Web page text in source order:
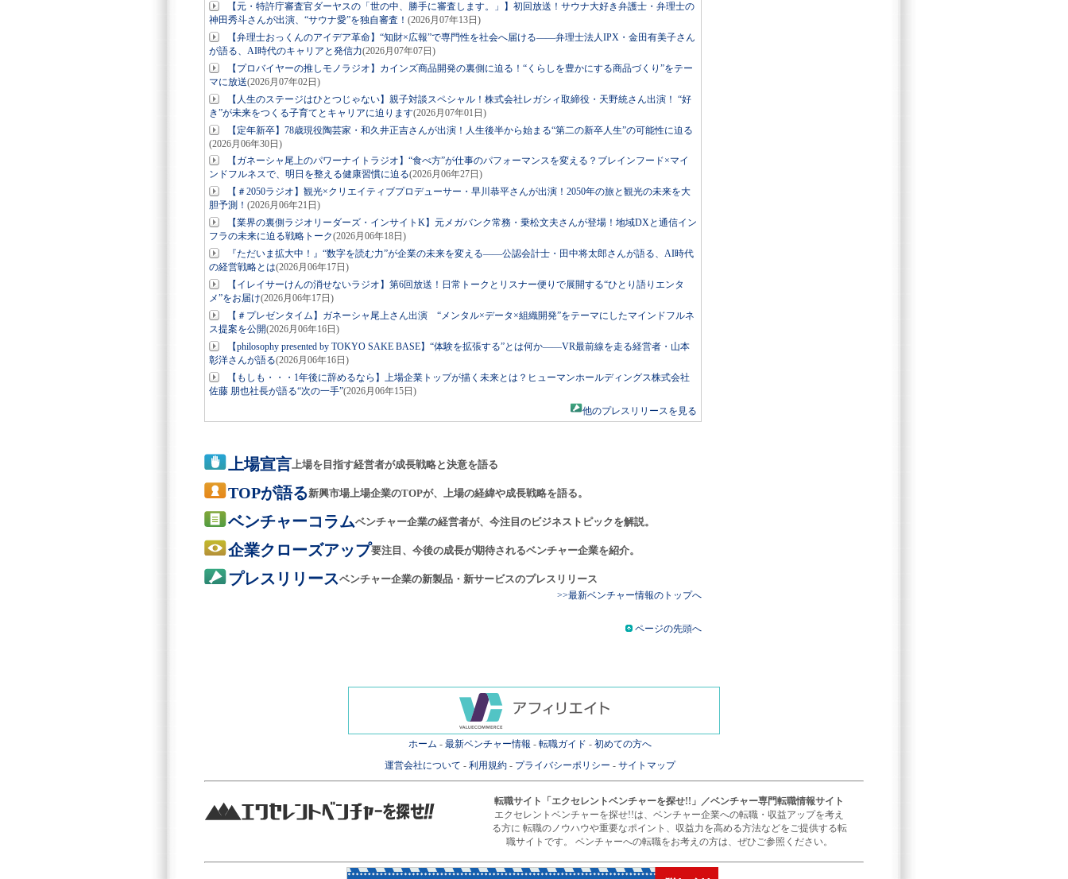
【元・特許庁審査官ダーヤスの「世の中、勝手に審査します。」】初回放送！サウナ大好き弁護士・弁理士の
神田秀斗さんが出演、“サウナ愛”を独自審査！ (2026月07年13日)
【弁理士おっくんのアイデア革命】“知財×広報”で専門性を社会へ届ける――弁理士法人IPX・金田有美子さん
が語る、AI時代のキャリアと発信力(2026月07年07日)
【プロバイヤーの推しモノラジオ】カインズ商品開発の裏側に迫る！“くらしを豊かにする商品づくり”をテー
マに放送(2026月07年02日)
【人生のステージはひとつじゃない】親子対談スペシャル！株式会社レガシィ取締役・天野統さん出演！ “好
き”が未来をつくる子育てとキャリアに迫ります(2026月07年01日)
【定年新卒】78歳現役陶芸家・和久井正吉さんが出演！人生後半から始まる“第二の新卒人生”の可能性に迫る
(2026月06年30日)
【ガネーシャ尾上のパワーナイトラジオ】“食べ方”が仕事のパフォーマンスを変える？ブレインフード×マイ
ンドフルネスで、明日を整える健康習慣に迫る(2026月06年27日)
【＃2050ラジオ】観光×クリエイティブプロデューサー・早川恭平さんが出演！2050年の旅と観光の未来を大
胆予測！ (2026月06年21日)
【業界の裏側ラジオリーダーズ・インサイトK】元メガバンク常務・乗松文夫さんが登場！地域DXと通信イン
フラの未来に迫る戦略トーク(2026月06年18日)
『ただいま拡大中！』“数字を読む力”が企業の未来を変える――公認会計士・田中将太郎さんが語る、AI時代
の経営戦略とは(2026月06年17日)
【イレイサーけんの消せないラジオ】第6回放送！日常トークとリスナー便りで展開する“ひとり語りエンタ
メ”をお届け(2026月06年17日)
【＃プレゼンタイム】ガネーシャ尾上さん出演 “メンタル×データ×組織開発”をテーマにしたマインドフルネ
ス提案を公開(2026月06年16日)
【philosophy presented by TOKYO SAKE BASE】“体験を拡張する”とは何か――VR最前線を走る経営者・山本
彰洋さんが語る(2026月06年16日)
【もしも・・・1年後に辞めるなら】上場企業トップが描く未来とは？ヒューマンホールディングス株式会社
佐藤 朋也社長が語る“次の一手”(2026月06年15日)
他のプレスリリースを見る
上場宣言上場を目指す経営者が成長戦略と決意を語る
TOPが語る新興市場上場企業のTOPが、上場の経緯や成長戦略を語る。
ベンチャーコラムベンチャー企業の経営者が、今注目のビジネストピックを解説。
企業クローズアップ要注目、今後の成長が期待されるベンチャー企業を紹介。
プレスリリースベンチャー企業の新製品・新サービスのプレスリリース
>>最新ベンチャー情報のトップへ
ページの先頭へ
ホーム - 最新ベンチャー情報 - 転職ガイド - 初めての方へ
運営会社について - 利用規約 - プライバシーポリシー - サイトマップ
転職サイト
「エクセレントベンチャーを探せ!!」／ベンチャー専門転職情報サイト
エクセレントベンチャーを探せ!!は、ベンチャー企業への転職・収益アップを考え
る方に 転職のノウハウや重要なポイント、収益力を高める方法などをご提供する転
職サイトです。 ベンチャーへの転職をお考えの方は、ぜひご参照ください。